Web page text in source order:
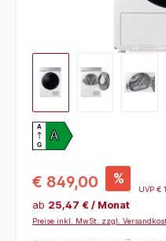
A
A
G
€ 849,00 %
UVP €
ab 25,47 € / Monat
Preise inkl. MwSt. zzgl.